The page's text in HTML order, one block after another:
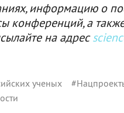
информацию о
конференций, а
на адрес
ученых #